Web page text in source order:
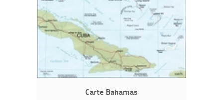
Carte Bahamas